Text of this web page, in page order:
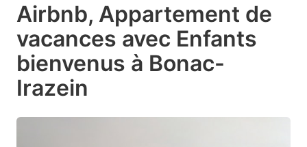
Airbnb, Appartement de
vacances avec Enfants
bienvenus à Bonac-
Irazein